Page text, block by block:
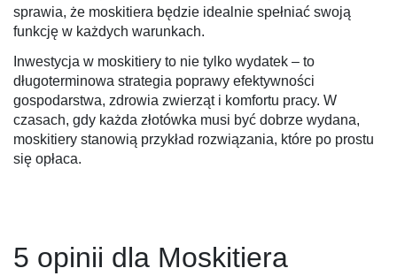
sprawia, że moskitiera będzie idealnie spełniać swoją
funkcję w każdych warunkach.
Inwestycja w moskitiery to nie tylko wydatek – to
długoterminowa strategia poprawy efektywności
gospodarstwa, zdrowia zwierząt i komfortu pracy. W
czasach, gdy każda złotówka musi być dobrze wydana,
moskitiery stanowią przykład rozwiązania, które po prostu
się opłaca.
5 opinii dla Moskitiera